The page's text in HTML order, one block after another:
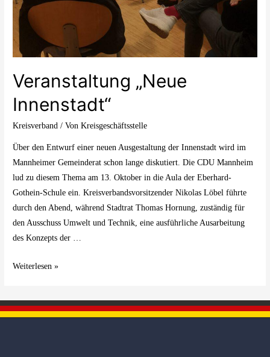
Veranstaltung „Neue
Innenstadt“
Kreisverband / VonKreisgeschäftsstelle
Über den Entwurf einer neuen Ausgestaltung der Innenstadt wird im
Mannheimer Gemeinderat schon lange diskutiert. Die CDU Mannheim
lud zu diesem Thema am 13. Oktober in die Aula der Eberhard-
Gothein-Schule ein. Kreisverbandsvorsitzender Nikolas Löbel führte
durch den Abend, während Stadtrat Thomas Hornung, zuständig für
den Ausschuss Umwelt und Technik, eine ausführliche Ausarbeitung
des Konzepts der …
Weiterlesen »